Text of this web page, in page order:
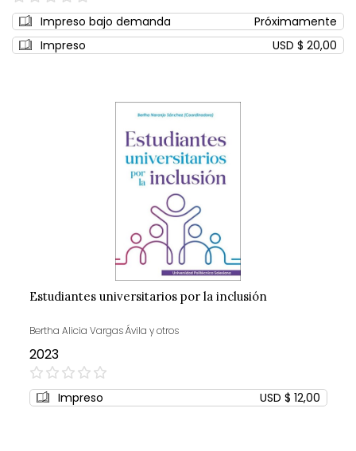
0%
Impreso bajo demanda
Próximamente
Impreso
USD $ 20,00
Estudiantes universitarios por la inclusión
Bertha Alicia Vargas Ávila y otros
2023
0%
Impreso USD $ 12,00